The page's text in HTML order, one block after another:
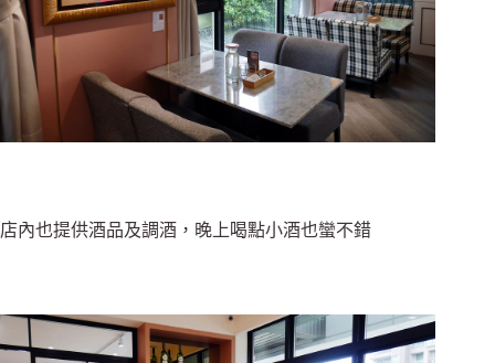
店內也提供酒品及調酒，晚上喝點小酒也蠻不錯